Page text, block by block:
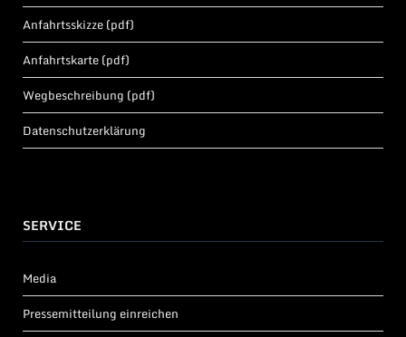
Anfahrtsskizze (pdf)
Anfahrtskarte (pdf)
Wegbeschreibung (pdf)
Datenschutzerklärung
SERVICE
Media
Pressemitteilung einreichen